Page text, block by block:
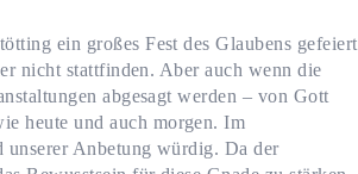
ein großes Fest des Glaubens gefeiert
nicht stattfinden. Aber auch wenn die
abgesagt werden – von Gott
heute und auch morgen. Im
Anbetung würdig. Da der